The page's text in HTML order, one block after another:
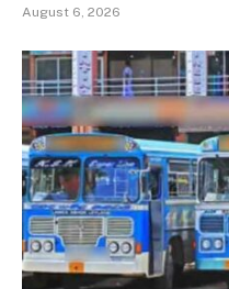
August 6, 2026